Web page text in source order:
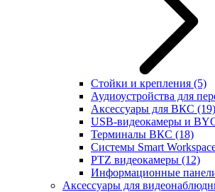
Стойки и крепления (5)
Аудиоустройства для
Аксессуары для ВКС (19)
USB-видеокамеры и
Терминалы ВКС (18)
Системы Smart
PTZ видеокамеры (12)
Информационные
Аксессуары для